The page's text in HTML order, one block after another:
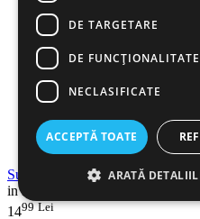
Suport corespondenta metalic, 3
in stoc
1499 Lei
DE TARGETARE
DE FUNCŢIONALITATE
NECLASIFICATE
ACCEPTĂ TOATE
ARATĂ